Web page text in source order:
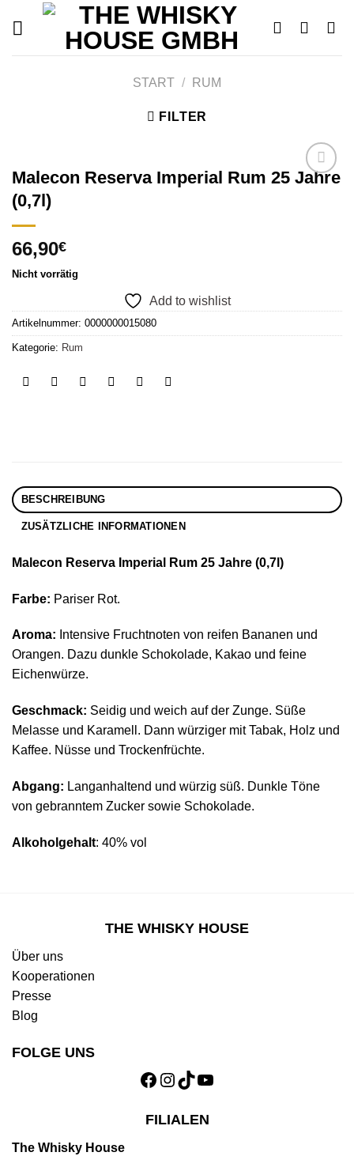
START / RUM
FILTER
Malecon Reserva Imperial Rum 25 Jahre
(0,7l)
66,90€
Nicht vorrätig
Add to wishlist
Artikelnummer: 0000000015080
Kategorie: Rum
BESCHREIBUNG
ZUSÄTZLICHE INFORMATIONEN
Malecon Reserva Imperial Rum 25 Jahre (0,7l)
Farbe: Pariser Rot.
Aroma: Intensive Fruchtnoten von reifen Bananen und
Orangen. Dazu dunkle Schokolade, Kakao und feine
Eichenwürze.
Geschmack: Seidig und weich auf der Zunge. Süße
Melasse und Karamell. Dann würziger mit Tabak, Holz und
Kaffee. Nüsse und Trockenfrüchte.
Abgang: Langanhaltend und würzig süß. Dunkle Töne
von gebranntem Zucker sowie Schokolade.
Alkoholgehalt: 40% vol
THE WHISKY HOUSE
Über uns
Kooperationen
Presse
Blog
FOLGE UNS
Facebook
Instagram
TikTokYouTube
FILIALEN
The Whisky House